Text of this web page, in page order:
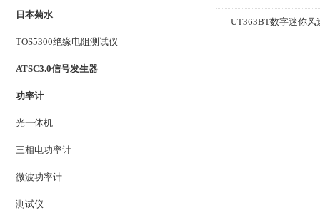
日本菊水
TOS5300绝缘电阻测试仪
ATSC3.0信号发生器
功率计
光一体机
三相电功率计
微波功率计
测试仪
UT363BT数字迷你风